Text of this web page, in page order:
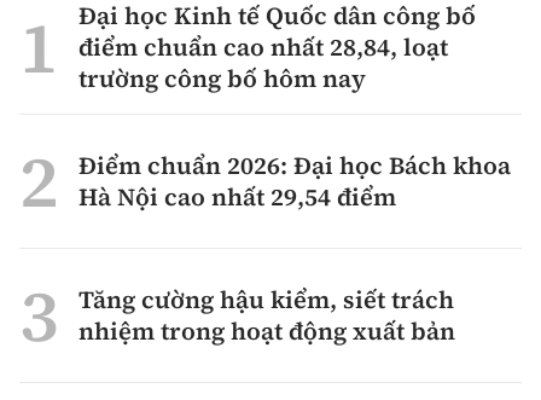
Đại học Kinh tế Quốc dân công bố
điểm chuẩn cao nhất 28,84, loạt
trường công bố hôm nay
Điểm chuẩn 2026: Đại học Bách khoa
Hà Nội cao nhất 29,54 điểm
Tăng cường hậu kiểm, siết trách
nhiệm trong hoạt động xuất bản